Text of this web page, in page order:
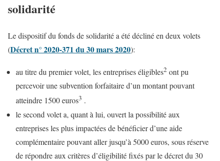
solidarité
Le dispositif du fonds de solidarité a été décliné en deux volets
(Décret n° 2020-371 du 30 mars 2020):
au titre du premier volet, les entreprises éligibles2 ont pu
percevoir une subvention forfaitaire d’un montant pouvant
atteindre 1500 euros3 .
le second volet a, quant à lui, ouvert la possibilité aux
entreprises les plus impactées de bénéficier d’une aide
complémentaire pouvant aller jusqu’à 5000 euros, sous réserve
de répondre aux critères d’éligibilité fixés par le décret du 30